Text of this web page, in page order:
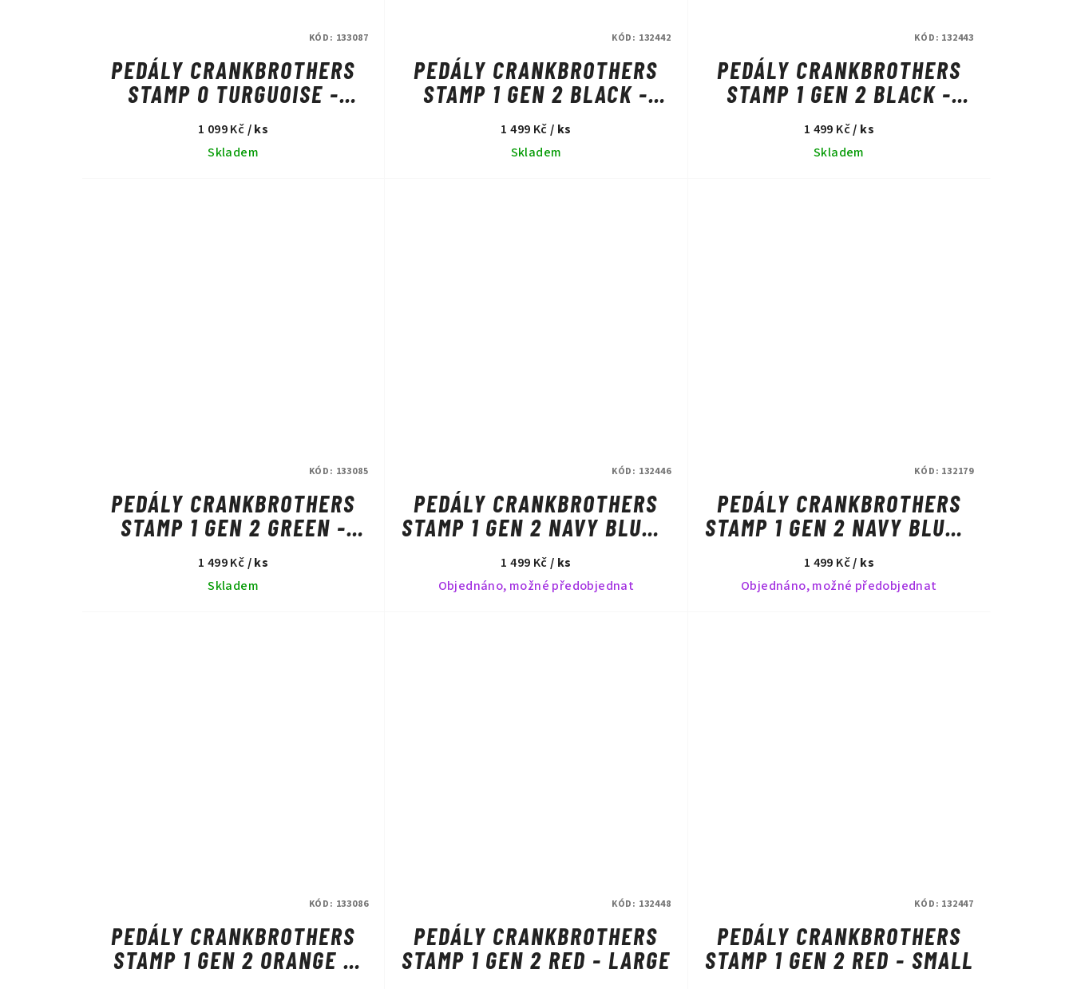
PEDÁLY CRANKBROTHERS
STAMP 0 TURGUOISE -
SMALL
1 099 Kč/ ks
Skladem
KÓD: 133087
PEDÁLY CRANKBROTHERS
STAMP 1 GEN 2 BLACK -
LARGE
1 499 Kč/ ks
Skladem
KÓD: 132442
PEDÁLY CRANKBROTHERS
STAMP 1 GEN 2 BLACK -
SMALL
1 499 Kč/ ks
Skladem
KÓD: 132443
PEDÁLY CRANKBROTHERS
STAMP 1 GEN 2 GREEN -
SMALL
1 499 Kč/ ks
Skladem
KÓD: 133085
PEDÁLY CRANKBROTHERS
STAMP 1 GEN 2 NAVY BLUE -
LARGE
1 499 Kč/ ks
Objednáno, možné předobjednat
KÓD: 132446
PEDÁLY CRANKBROTHERS
STAMP 1 GEN 2 NAVY BLUE -
SMALL
1 499 Kč/ ks
Objednáno, možné předobjednat
KÓD: 132179
PEDÁLY CRANKBROTHERS
STAMP 1 GEN 2 ORANGE -
KÓD: 133086
PEDÁLY CRANKBROTHERS
STAMP 1 GEN 2 RED - LARGE
KÓD: 132448
PEDÁLY CRANKBROTHERS
STAMP 1 GEN 2 RED - SMALL
KÓD: 132447